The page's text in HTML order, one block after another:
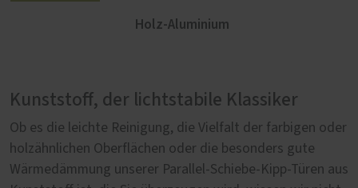
Holz-Aluminium
Kunststoff, der lichtstabile Klassiker
Ob es die leichte Reinigung, die Vielfalt der farbigen oder
holzähnlichen Oberflächen oder die besonders gute
Wärmedämmung unserer Parallel-Schiebe-Kipp-Türen aus
Mehr Gestaltungsfreiheit mit Kunststoff-
Aluminium
Wie lässt sich sicherstellen, dass Parallel-Schiebe-Kipp-
Türen aus Kunststoff besonders lange halten? Unser
Natürlich Holz
Parallel-Schiebe-Kipp-Türen aus Holz sind in jeder
Hinsicht etwas Besonderes. Es beginnt mit Ihrer
Entscheidung für eine unserer fünf Holzsorten: Kiefer,
Holz-Aluminium: Außen robust, innen
behaglich
Um etwas Gutes noch besser zu machen, braucht es
manchmal nicht viel. Wie bei unseren Parallel-Schiebe-